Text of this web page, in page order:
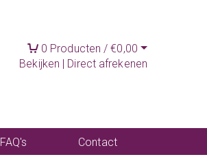
0 Producten /€0,00
Bekijken | Direct afrekenen
FAQ's
Contact